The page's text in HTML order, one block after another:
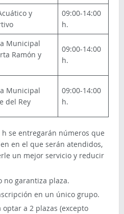
y
09:00-14:00
h.
Municipal
Ramón y
09:00-14:00
h.
Municipal
del Rey
09:00-14:00
h.
se entregarán números que
en el que serán atendidos,
un mejor servicio y reducir
no garantiza plaza.
en un único grupo.
a 2 plazas (excepto